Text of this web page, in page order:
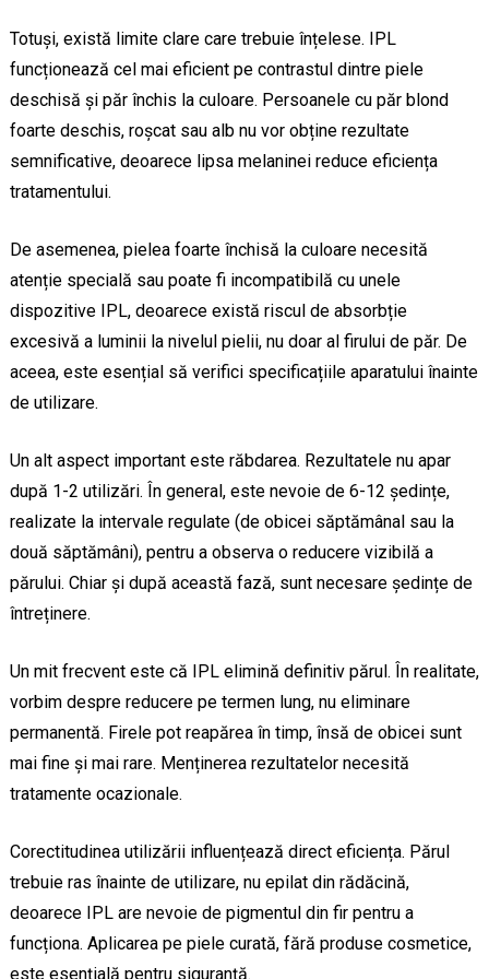
Totuși, există limite clare care trebuie înțelese. IPL
funcționează cel mai eficient pe contrastul dintre piele
deschisă și păr închis la culoare. Persoanele cu păr blond
foarte deschis, roșcat sau alb nu vor obține rezultate
semnificative, deoarece lipsa melaninei reduce eficiența
tratamentului.
De asemenea, pielea foarte închisă la culoare necesită
atenție specială sau poate fi incompatibilă cu unele
dispozitive IPL, deoarece există riscul de absorbție
excesivă a luminii la nivelul pielii, nu doar al firului de păr. De
aceea, este esențial să verifici specificațiile aparatului înainte
de utilizare.
Un alt aspect important este răbdarea. Rezultatele nu apar
după 1-2 utilizări. În general, este nevoie de 6-12 ședințe,
realizate la intervale regulate (de obicei săptămânal sau la
două săptămâni), pentru a observa o reducere vizibilă a
părului. Chiar și după această fază, sunt necesare ședințe de
întreținere.
Un mit frecvent este că IPL elimină definitiv părul. În realitate,
vorbim despre reducere pe termen lung, nu eliminare
permanentă. Firele pot reapărea în timp, însă de obicei sunt
mai fine și mai rare. Menținerea rezultatelor necesită
tratamente ocazionale.
Corectitudinea utilizării influențează direct eficiența. Părul
trebuie ras înainte de utilizare, nu epilat din rădăcină,
deoarece IPL are nevoie de pigmentul din fir pentru a
funcționa. Aplicarea pe piele curată, fără produse cosmetice,
este esențială pentru siguranță.